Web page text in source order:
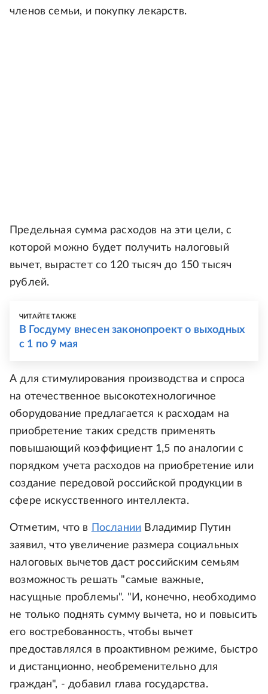
членов семьи, и покупку лекарств.
Предельная сумма расходов на эти цели, с
которой можно будет получить налоговый
вычет, вырастет со 120 тысяч до 150 тысяч
рублей.
ЧИТАЙТЕ ТАКЖЕ
В Госдуму внесен законопроект о выходных
с 1 по 9 мая
А для стимулирования производства и спроса
на отечественное высокотехнологичное
оборудование предлагается к расходам на
приобретение таких средств применять
повышающий коэффициент 1,5 по аналогии с
порядком учета расходов на приобретение или
создание передовой российской продукции в
сфере искусственного интеллекта.
Отметим, что в Послании Владимир Путин
заявил, что увеличение размера социальных
налоговых вычетов даст российским семьям
возможность решать "самые важные,
насущные проблемы". "И, конечно, необходимо
не только поднять сумму вычета, но и повысить
его востребованность, чтобы вычет
предоставлялся в проактивном режиме, быстро
и дистанционно, необременительно для
граждан", - добавил глава государства.